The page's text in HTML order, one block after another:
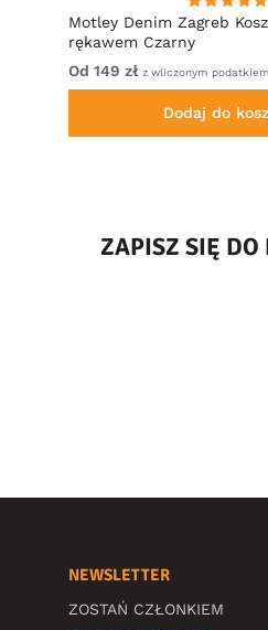
Motley Denim Zagreb
rękawem Czarny
Od 149 zł z wliczonym
Dodaj do
ZAPISZ SIĘ
NEWSLETTER
ZOSTAŃ CZŁONKIEM